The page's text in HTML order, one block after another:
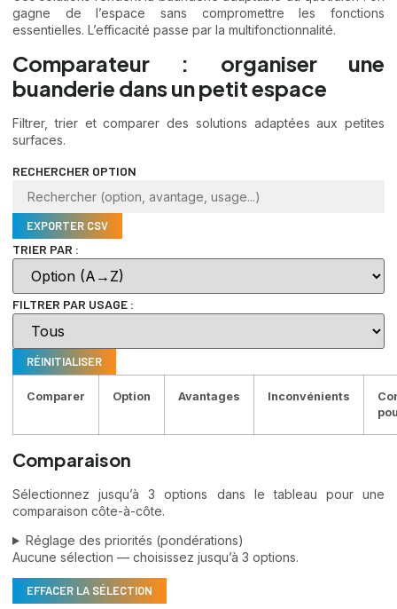
gagne de l’espace sans compromettre les fonctions
essentielles. L’efficacité passe par la multifonctionnalité.
Comparateur : organiser une
buanderie dans un petit espace
Filtrer, trier et comparer des solutions adaptées aux petites
surfaces.
RECHERCHER OPTION
EXPORTER CSV
TRIER PAR :
FILTRER PAR USAGE :
RÉINITIALISER
Comparer Option Avantages Inconvénients
Comparaison
Sélectionnez jusqu’à 3 options dans le tableau pour une
comparaison côte-à-côte.
Réglage des priorités (pondérations)
Aucune sélection — choisissez jusqu’à 3 options.
EFFACER LA SÉLECTION